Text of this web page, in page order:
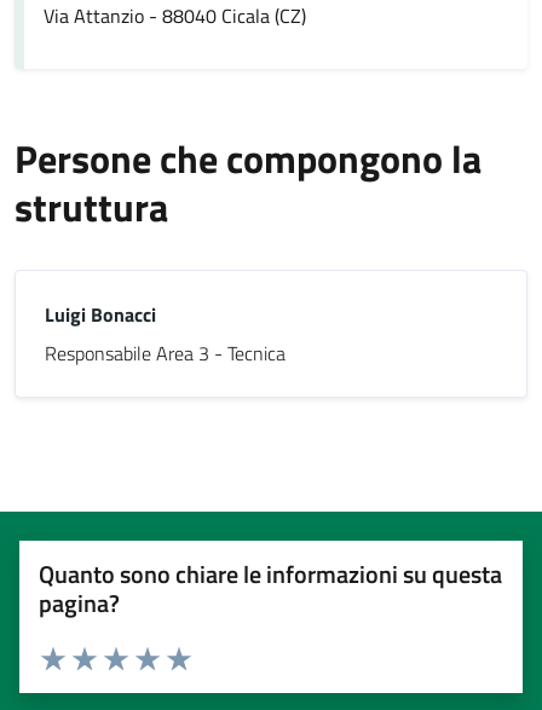
Via Attanzio - 88040 Cicala (CZ)
Persone che compongono la
struttura
Luigi Bonacci
Responsabile Area 3 - Tecnica
Quanto sono chiare le informazioni su questa
pagina?
Valuta 5 stelle su 5
Valuta 4 stelle su 5
Valuta 3 stelle su 5
Valuta 2 stelle su 5
Valuta 1 stelle su 5